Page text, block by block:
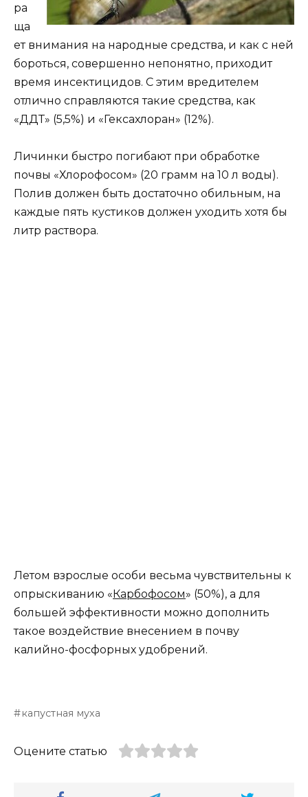
ра
ща
ет внимания на народные средства, и как с ней
бороться, совершенно непонятно, приходит
время инсектицидов. С этим вредителем
отлично справляются такие средства, как
«ДДТ» (5,5%) и «Гексахлоран» (12%).
Личинки быстро погибают при обработке
почвы «Хлорофосом» (20 грамм на 10 л воды).
Полив должен быть достаточно обильным, на
каждые пять кустиков должен уходить хотя бы
литр раствора.
Летом взрослые особи весьма чувствительны к
опрыскиванию «Карбофосом» (50%), а для
большей эффективности можно дополнить
такое воздействие внесением в почву
калийно-фосфорных удобрений.
капустная муха
Оцените статью